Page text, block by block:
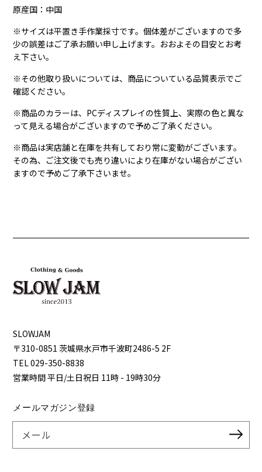
原産国：中国
※サイズは平置き手作業採寸です。個体差がございますので多
少の誤差はご了承お願い申し上げます。おおよその目安とお考
え下さい。
※その他取り扱いについては、商品についている品質表示でご
確認ください。
※商品のカラーは、PCディスプレイの性質上、実際の色と異な
って見える場合がございますので予めご了承ください。
※商品は実店舗と在庫を共有しており常に変動がございます。
その為、ご注文後でも売り違いにより在庫がない場合がござい
ますので予めご了承下さいませ。
SLOWJAM
〒310-0851 茨城県⽔⼾市千波町2486-5 2F
TEL 029-350-8838
営業時間 平⽇/⼟⽇祝⽇ 11時 - 19時30分
メールマガジン登録
メール